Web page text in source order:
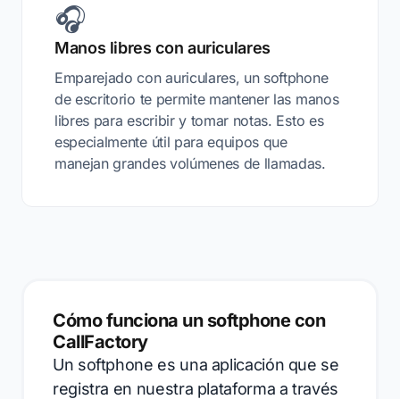
🎧
Manos libres con auriculares
Emparejado con auriculares, un softphone
de escritorio te permite mantener las manos
libres para escribir y tomar notas. Esto es
especialmente útil para equipos que
manejan grandes volúmenes de llamadas.
Cómo funciona un softphone con
CallFactory
Un softphone es una aplicación que se
registra en nuestra plataforma a través